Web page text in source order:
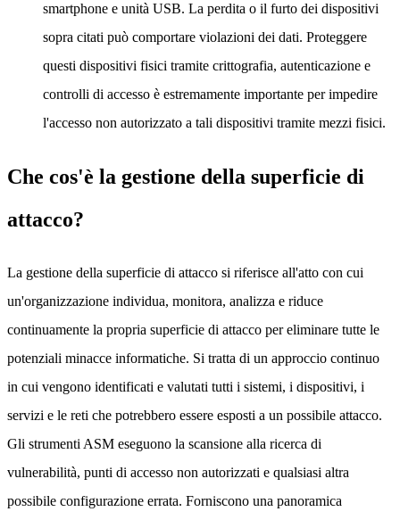
smartphone e unità USB. La perdita o il furto dei dispositivi
sopra citati può comportare violazioni dei dati. Proteggere
questi dispositivi fisici tramite crittografia, autenticazione e
controlli di accesso è estremamente importante per impedire
l'accesso non autorizzato a tali dispositivi tramite mezzi fisici.
Che cos'è la gestione della superficie di
attacco?
La gestione della superficie di attacco si riferisce all'atto con cui
un'organizzazione individua, monitora, analizza e riduce
continuamente la propria superficie di attacco per eliminare tutte le
potenziali minacce informatiche. Si tratta di un approccio continuo
in cui vengono identificati e valutati tutti i sistemi, i dispositivi, i
servizi e le reti che potrebbero essere esposti a un possibile attacco.
Gli strumenti ASM eseguono la scansione alla ricerca di
vulnerabilità, punti di accesso non autorizzati e qualsiasi altra
possibile configurazione errata. Forniscono una panoramica